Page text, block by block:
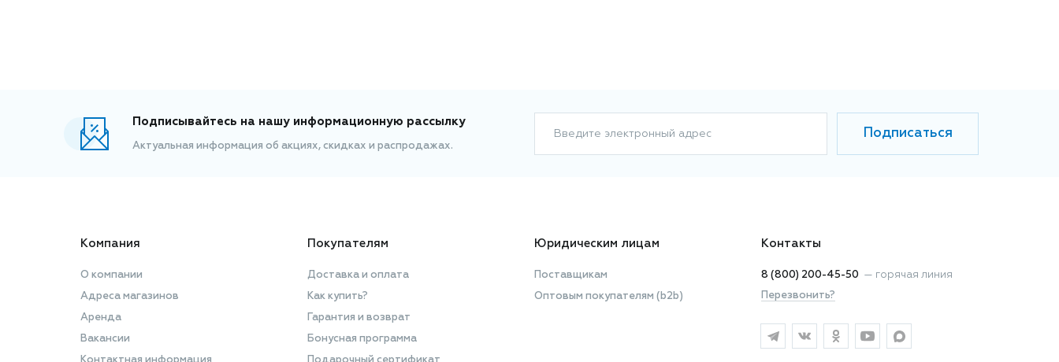
Подписывайтесь на нашу информационную рассылку
Актуальная информация об акциях, скидках и распродажах.
Введите электронный адрес Подписаться
Компания
О компании
Адреса магазинов
Аренда
Вакансии
Покупателям
Доставка и оплата
Как купить?
Гарантия и возврат
Бонусная программа
Юридическим лицам
Поставщикам
Оптовым покупателям (b2b)
Контакты
8 (800) 200-45-50 — горячая линия
Перезвонить?